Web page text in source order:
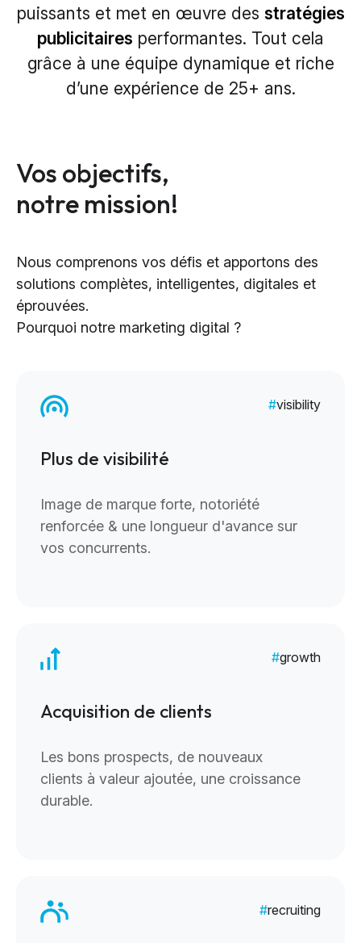
puissants et met en œuvre des stratégies
publicitaires performantes. Tout cela
grâce à une équipe dynamique etriche
d’une expérience de 25+ ans.
Vos objectifs,
notre mission!
Nous comprenons vos défis et apportons des
solutions complètes, intelligentes, digitales et
éprouvées.
Pourquoi notre marketing digital ?
visibility
Plus de visibilité
Image de marque forte, notoriété
renforcée & une longueur d'avance sur
vos concurrents.
growth
Acquisition de clients
Les bons prospects, de nouveaux
clients à valeur ajoutée, une croissance
durable.
recruiting